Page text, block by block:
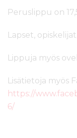
Peruslippu on
Lapset,
Lippuja myös
Lisätietoja myös
https://
6/